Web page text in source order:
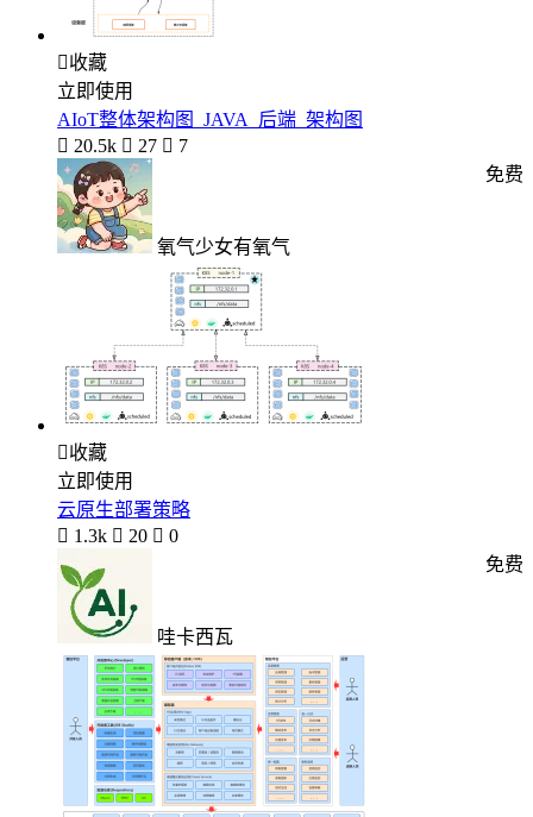
收藏
立即使用
AIoT整体架构图_JAVA_后端_架构图
 20.5k  27  7
氧气少女有氧气
免费
收藏
立即使用
云原生部署策略
 1.3k  20  0
哇卡西瓦
免费